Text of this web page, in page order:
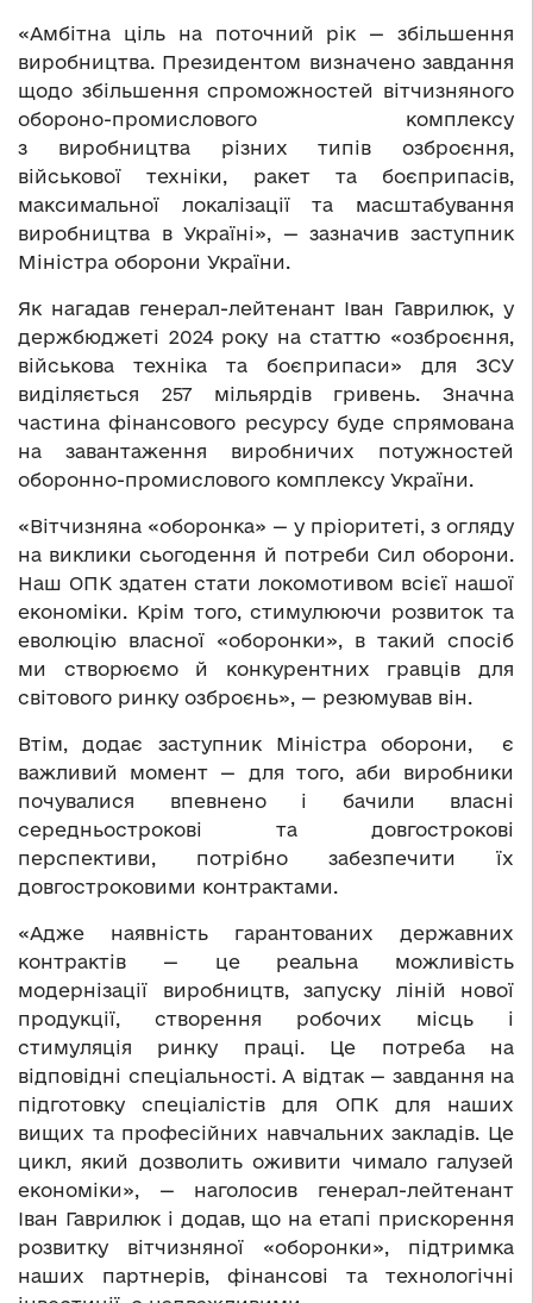
«Амбітна ціль на поточний рік — збільшення
виробництва. Президентом визначено завдання
щодо збільшення спроможностей вітчизняного
обороно-промислового комплексу
з виробництва різних типів озброєння,
військової техніки, ракет та боєприпасів,
максимальної локалізації та масштабування
виробництва в Україні», — зазначив заступник
Міністра оборони України.
Як нагадав генерал-лейтенант Іван Гаврилюк, у
держбюджеті 2024 року на статтю «озброєння,
військова техніка та боєприпаси» для ЗСУ
виділяється 257 мільярдів гривень.
Значна
частина фінансового ресурсу буде спрямована
на завантаження виробничих потужностей
оборонно-промислового комплексу України.
«Вітчизняна «оборонка» — у пріоритеті, з огляду
на виклики сьогодення й потреби Сил оборони.
Наш ОПК здатен стати локомотивом всієї нашої
економіки. Крім того, стимулюючи розвиток та
еволюцію власної «оборонки», в такий спосіб
ми створюємо й конкурентних гравців для
світового ринку озброєнь», — резюмував він.
Втім, додає заступник Міністра оборони, є
важливий момент — для того, аби виробники
почувалися впевнено і бачили власні
середньострокові та довгострокові
перспективи, потрібно забезпечити їх
довгостроковими контрактами.
«Адже наявність гарантованих державних
контрактів — це реальна можливість
модернізації виробництв, запуску ліній нової
продукції, створення робочих місць і
стимуляція ринку праці. Це потреба на
відповідні спеціальності. А відтак — завдання на
підготовку спеціалістів для ОПК для наших
вищих та професійних навчальних закладів. Це
цикл, який дозволить оживити чимало галузей
економіки», — наголосив генерал-лейтенант
Іван Гаврилюк і додав, що на етапі прискорення
розвитку вітчизняної «оборонки», підтримка
наших партнерів, фінансові та технологічні